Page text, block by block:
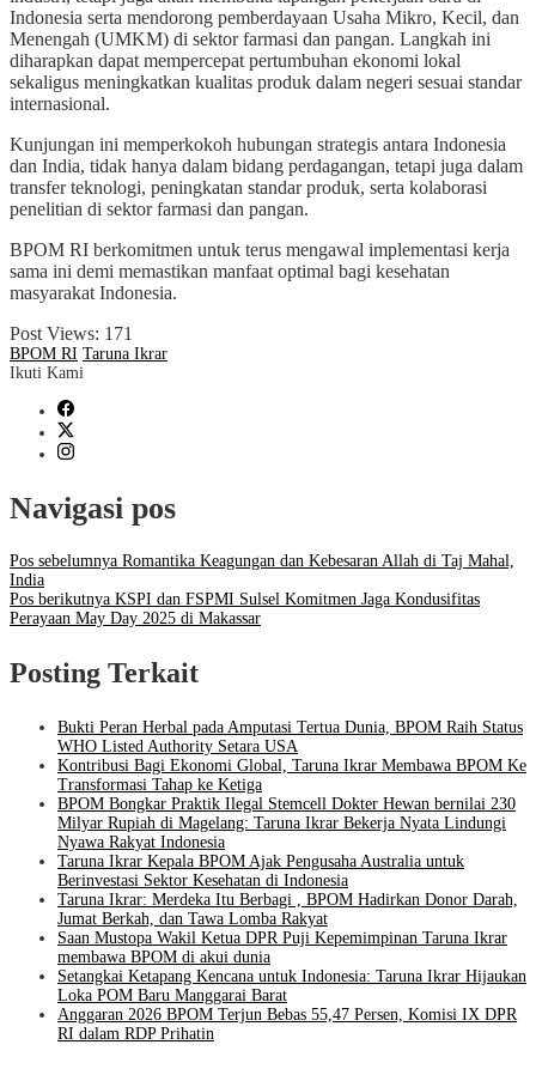
Indonesia serta mendorong pemberdayaan Usaha Mikro, Kecil, dan
Menengah (UMKM) di sektor farmasi dan pangan. Langkah ini
diharapkan dapat mempercepat pertumbuhan ekonomi lokal
sekaligus meningkatkan kualitas produk dalam negeri sesuai standar
internasional.
Kunjungan ini memperkokoh hubungan strategis antara Indonesia
dan India, tidak hanya dalam bidang perdagangan, tetapi juga dalam
transfer teknologi, peningkatan standar produk, serta kolaborasi
penelitian di sektor farmasi dan pangan.
BPOM RI berkomitmen untuk terus mengawal implementasi kerja
sama ini demi memastikan manfaat optimal bagi kesehatan
masyarakat Indonesia.
Post Views: 171
BPOM RI Taruna Ikrar
Ikuti Kami
Navigasi pos
Pos sebelumnya Romantika Keagungan dan Kebesaran Allah di Taj Mahal,
India
Pos berikutnya KSPI dan FSPMI Sulsel Komitmen Jaga Kondusifitas
Perayaan May Day 2025 di Makassar
Posting Terkait
Bukti Peran Herbal pada Amputasi Tertua Dunia, BPOM Raih Status
WHO Listed Authority Setara USA
Kontribusi Bagi Ekonomi Global, Taruna Ikrar Membawa BPOM Ke
Transformasi Tahap ke Ketiga
BPOM Bongkar Praktik Ilegal Stemcell Dokter Hewan bernilai 230
Milyar Rupiah di Magelang: Taruna Ikrar Bekerja Nyata Lindungi
Nyawa Rakyat Indonesia
Taruna Ikrar Kepala BPOM Ajak Pengusaha Australia untuk
Berinvestasi Sektor Kesehatan di Indonesia
Taruna Ikrar: Merdeka Itu Berbagi , BPOM Hadirkan Donor Darah,
Jumat Berkah, dan Tawa Lomba Rakyat
Saan Mustopa Wakil Ketua DPR Puji Kepemimpinan Taruna Ikrar
membawa BPOM di akui dunia
Setangkai Ketapang Kencana untuk Indonesia: Taruna Ikrar Hijaukan
Loka POM Baru Manggarai Barat
Anggaran 2026 BPOM Terjun Bebas 55,47 Persen, Komisi IX DPR
RI dalam RDP Prihatin